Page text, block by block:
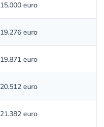
15.000 euro
19.276 euro
19.871 euro
20.512 euro
21.382 euro